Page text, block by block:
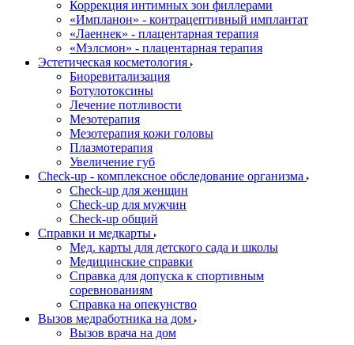
Коррекция интимных зон филлерами
«Импланон» - контрацептивный имплантат
«Лаеннек» - плацентарная терапия
«Мэлсмон» - плацентарная терапия
Эстетическая косметология
Биоревитализация
Ботулотоксины
Лечение потливости
Мезотерапия
Мезотерапия кожи головы
Плазмотерапия
Увеличение губ
Check-up - комплексное обследование организма
Check-up для женщин
Check-up для мужчин
Check-up общий
Справки и медкарты
Мед. карты для детского сада и школы
Медицинские справки
Справка для допуска к спортивным
соревнованиям
Справка на опекунство
Вызов медработника на дом
Вызов врача на дом